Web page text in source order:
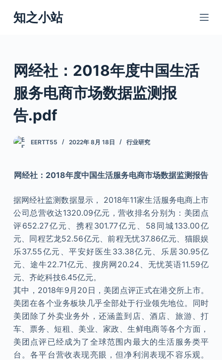
跳
过
知之小站
网经社：2018年度中国生活
服务电商市场数据监测报
告.pdf
EERTT55 2022年 8月 18日 行业研究
网经社：2018年度中国生活服务电商市场数据监测报告
据网经社监测数据显示， 2018年11家生活服务电商上市
公司总营收达1320.09亿元，营收排名分别为：美团点
评652.27亿元、携程301.77亿元、58同城133.00亿
元、同程艺龙52.56亿元、前程无忧37.86亿元、猫眼娱
乐37.55亿元、平安好医生33.38亿元、乐居30.95亿
元、途牛22.71亿元、搜房网20.24、无忧英语11.59亿
元、齐屹科技6.45亿元。
其中，2018年9月20日，美团点评正式在港交所上市。
美团在各个业务板块几乎全部处于行业领先地位。同时
美团除了外卖业务外，还涵盖到店、酒店、旅游、打
车、票务、短租、美业、家政、生鲜电商等各个方面，
美团点评已经成为了全球范围内最大的生活服务类平
台。各平台营收表现亮眼，但净利润表现不容乐观。